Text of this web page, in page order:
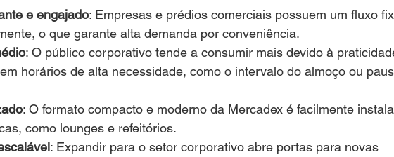
e engajado: Empresas e prédios comerciais possuem um fluxo
o que garante alta demanda por conveniência.
: O público corporativo tende a consumir mais devido à
horários de alta necessidade, como o intervalo do almoço ou
: O formato compacto e moderno da Mercadex é facilmente
como lounges e refeitórios.
: Expandir para o setor corporativo abre portas para novas